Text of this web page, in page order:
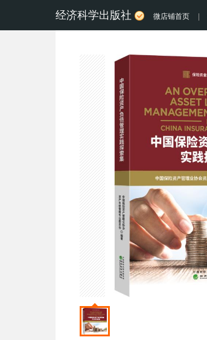
经济科学出版社 微店铺首页